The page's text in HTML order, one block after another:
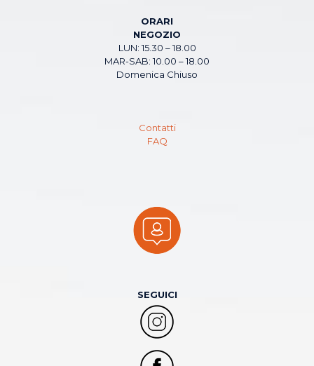
ORARI
NEGOZIO
LUN: 15.30 – 18.00
MAR-SAB: 10.00 – 18.00
Domenica Chiuso
Contatti
FAQ
SEGUICI